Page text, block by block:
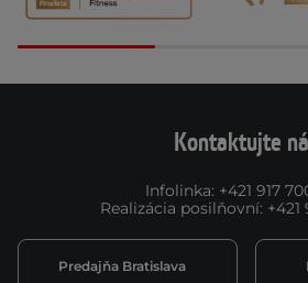
Kontaktujte
Infolinka: +421 917
Realizácia posilňovní: +421
Predajňa Bratislava